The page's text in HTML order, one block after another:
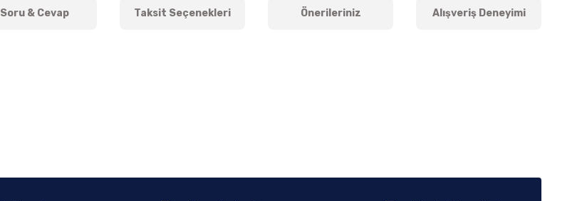
Soru & Cevap Taksit Seçenekleri Önerileriniz Alışveriş Deneyimi